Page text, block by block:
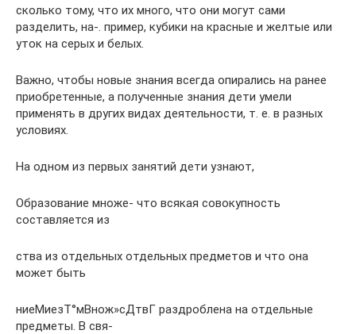
сколько тому, что их много, что они могут сами
разделить, на-. пример, кубики на красные и желтые или
уток на серых и белых.
Важно, чтобы новые знания всегда опирались на ранее
при­обретенные, а полученные знания дети умели
применять в дру­гих видах деятельности, т. е. в разных
условиях.
На одном из первых занятий дети узнают,
Образование множе- что всякая совокупность
составляется из
ства из отдельных отдельных предметов и что она
может быть
ниеМиезТ°мВнож»сДтвГ раздроблена на отдельные
предметы. В свя-